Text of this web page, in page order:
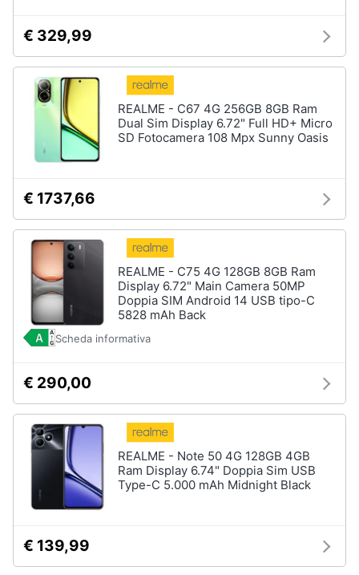
€ 329,99
REALME - C67 4G 256GB 8GB Ram
Dual Sim Display 6.72" Full HD+ Micro
SD Fotocamera 108 Mpx Sunny Oasis
€ 1737,66
REALME - C75 4G 128GB 8GB Ram
Display 6.72" Main Camera 50MP
Doppia SIM Android 14 USB tipo-C
5828 mAh Back
Scheda informativa
€ 290,00
REALME - Note 50 4G 128GB 4GB
Ram Display 6.74" Doppia Sim USB
Type-C 5.000 mAh Midnight Black
€ 139,99